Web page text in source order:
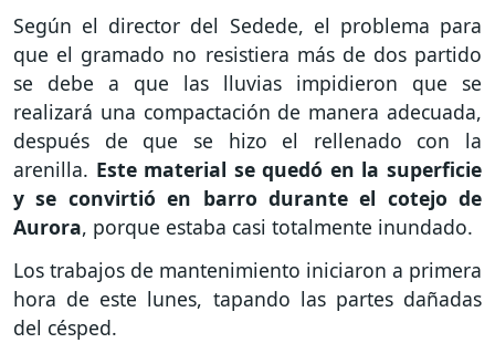
Según el director del Sedede, el problema para
que el gramado no resistiera más de dos partido
se debe a que las lluvias impidieron que se
realizará una compactación de manera adecuada,
después de que se hizo el rellenado con la
arenilla. Este material se quedó en la superficie
y se convirtió en barro durante el cotejo de
Aurora, porque estaba casi totalmente inundado.
Los trabajos de mantenimiento iniciaron a primera
hora de este lunes, tapando las partes dañadas
del césped.